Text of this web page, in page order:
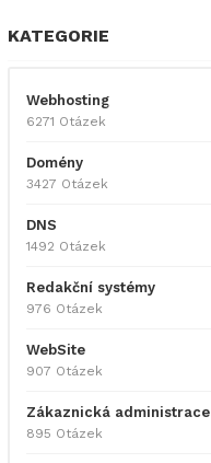
KATEGORIE
Webhosting
6271 Otázek
Domény
3427 Otázek
DNS
1492 Otázek
Redakční systémy
976 Otázek
WebSite
907 Otázek
Zákaznická administrace
895 Otázek